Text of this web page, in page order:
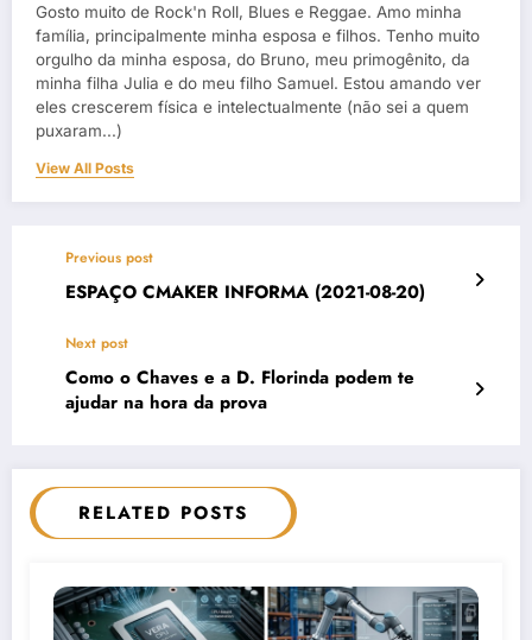
Gosto muito de Rock'n Roll, Blues e Reggae. Amo minha
família, principalmente minha esposa e filhos. Tenho muito
orgulho da minha esposa, do Bruno, meu primogênito, da
minha filha Julia e do meu filho Samuel. Estou amando ver
eles crescerem física e intelectualmente (não sei a quem
puxaram...)
View All Posts
Previous post
ESPAÇO CMAKER INFORMA (2021-08-20)
Next post
Como o Chaves e a D. Florinda podem te
ajudar na hora da prova
RELATED POSTS